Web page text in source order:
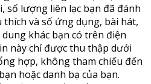
số lượng liên lạc bạn đã đánh
thích và số ứng dụng, bài hát,
khác bạn có trên điện
này chỉ được thu thập dưới
hợp, không tham chiếu đến
hoặc danh bạ của bạn.